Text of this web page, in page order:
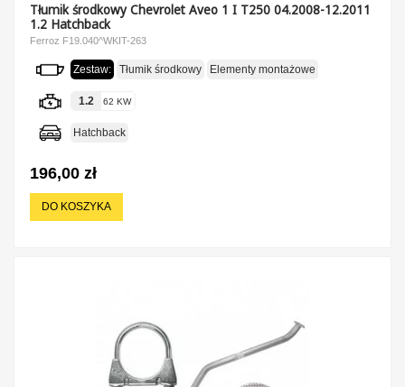
Tłumik środkowy Chevrolet Aveo 1 I T250 04.2008-12.2011
1.2 Hatchback
Ferroz F19.040^WKIT-263
Zestaw: Tłumik środkowy Elementy montażowe
1.2 62 KW
Hatchback
196,00 zł
DO KOSZYKA